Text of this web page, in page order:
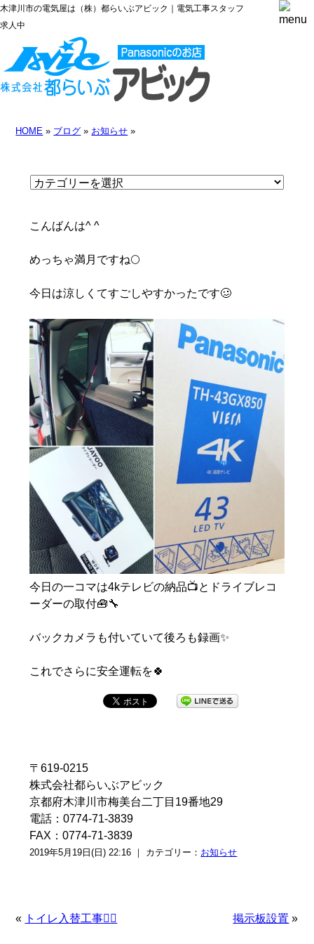
木津川市の電気屋は（株）都らいぶアビック｜電気工事スタッフ
求人中
HOME » ブログ » お知らせ »
こんばんは^ ^
めっちゃ満月ですね🌕
今日は涼しくてすごしやすかったです🥴
今日の一コマは4kテレビの納品📺とドライブレコ
ーダーの取付🧰🔧
バックカメラも付いていて後ろも録画✨
これでさらに安全運転を🍀
〒619-0215
株式会社都らいぶアビック
京都府木津川市梅美台二丁目19番地29
電話：0774-71-3839
FAX：0774-71-3839
2019年5月19日(日) 22:16 ｜ カテゴリー： お知らせ
« トイレ入替工事👷‍♂️ 掲示板設置 »